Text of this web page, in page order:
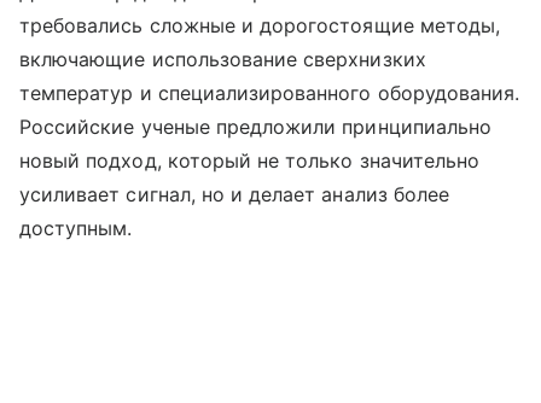
требовались сложные и дорогостоящие методы,
включающие использование сверхнизких
температур и специализированного оборудования.
Российские ученые предложили принципиально
новый подход, который не только значительно
усиливает сигнал, но и делает анализ более
доступным.